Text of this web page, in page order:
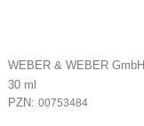
WEBER & WEBER GmbH
30 ml
PZN: 00753484